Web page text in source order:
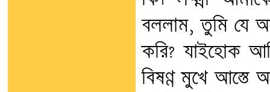
বললাম, তুমি যে
করি? যাইহোক
বিষণ্ণ মুখে আস্তে